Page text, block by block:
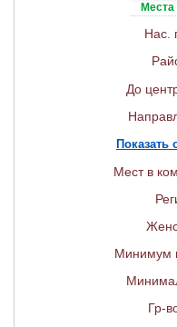
Места
Нас.
До
Показать
Мест в
Минимум
Гр-